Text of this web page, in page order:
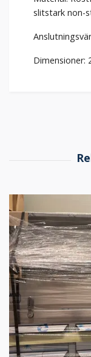
slitstark non-
Dimensioner: